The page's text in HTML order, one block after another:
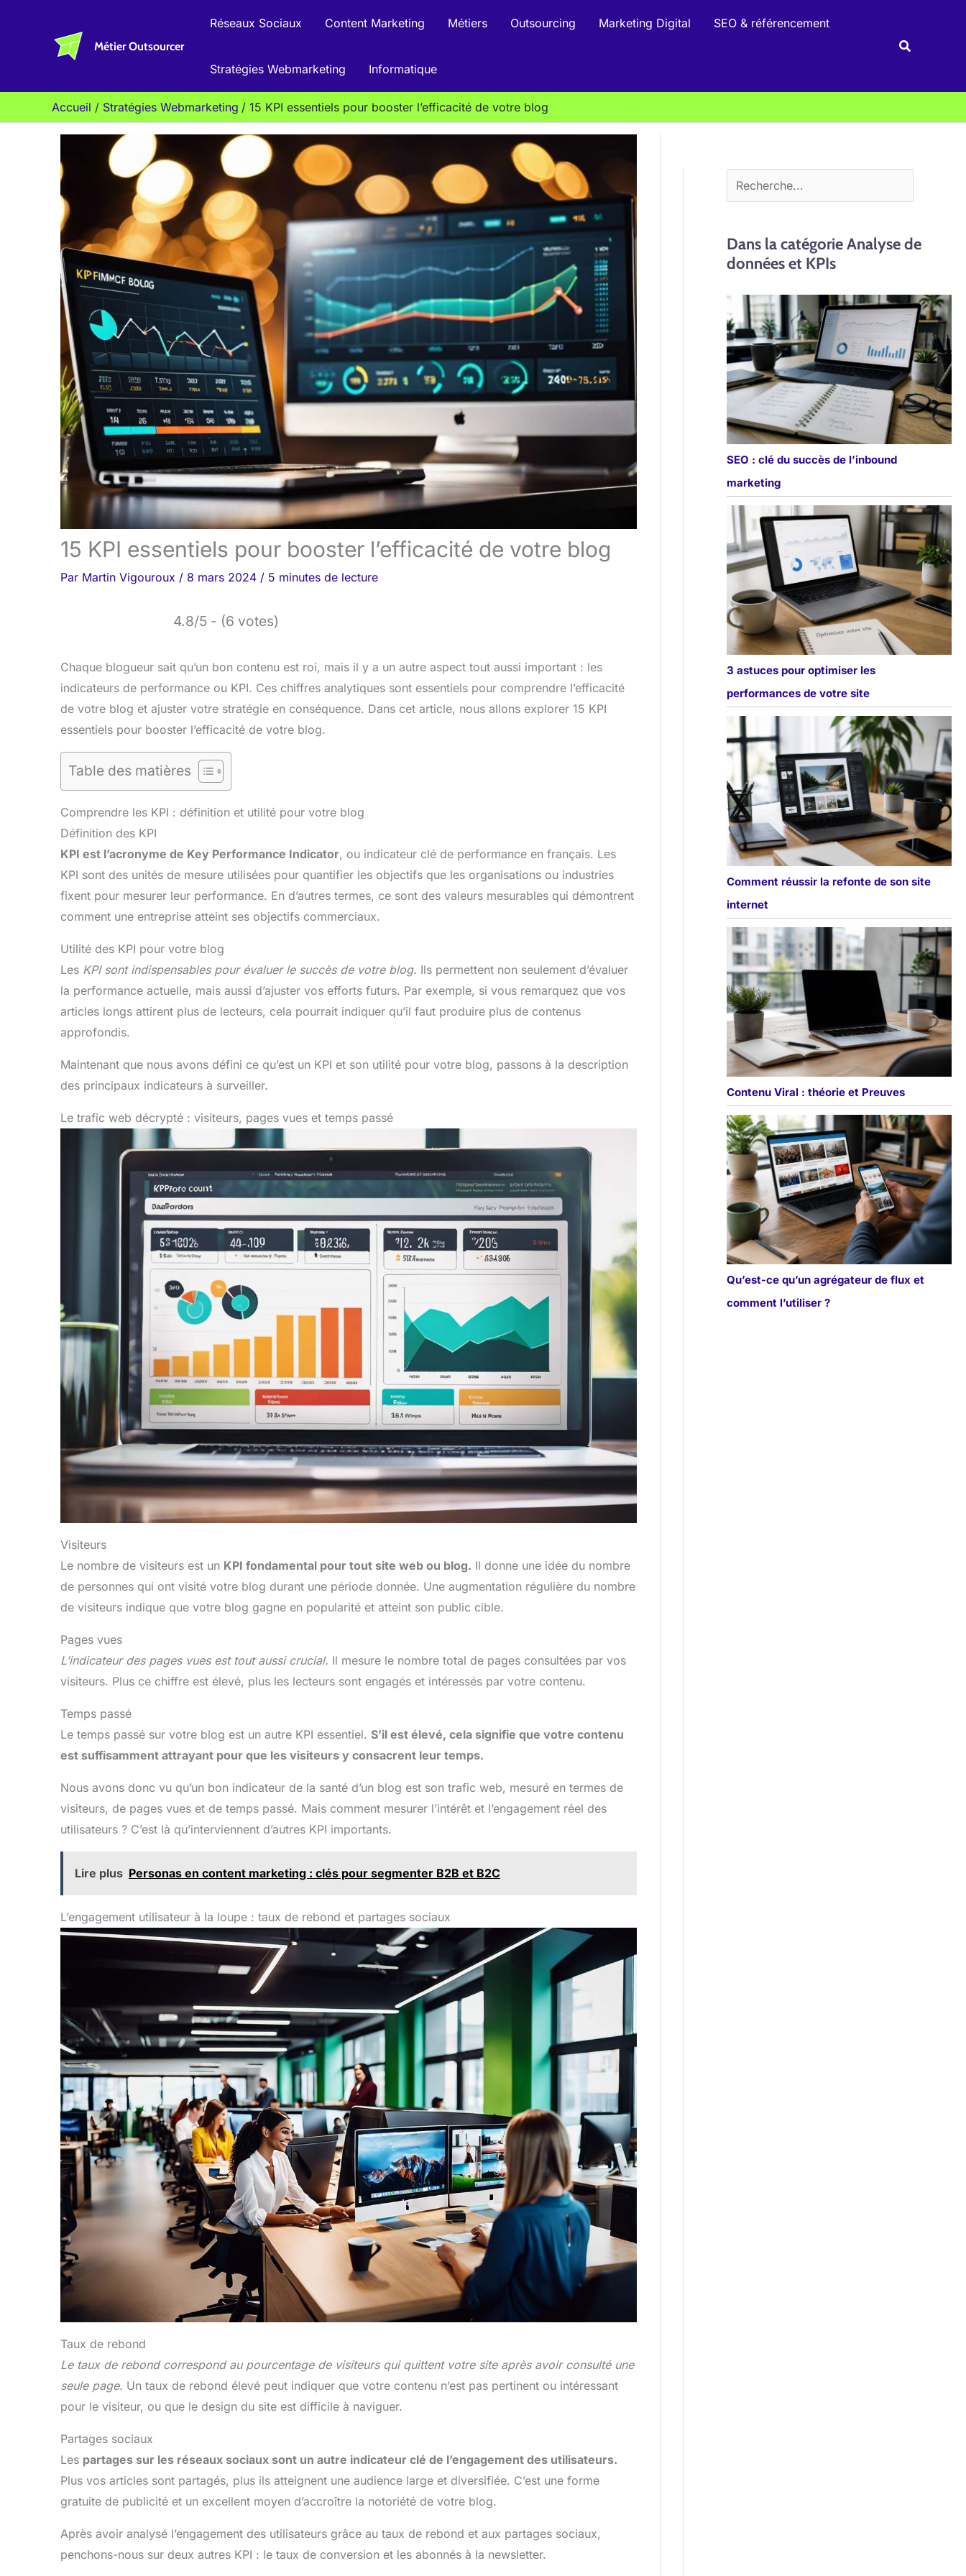
Métier Outsourcer
Réseaux Sociaux Content Marketing Métiers Outsourcing Marketing Digital SEO & référencement
Stratégies Webmarketing Informatique
Accueil Stratégies Webmarketing 15 KPI essentiels pour booster l’efficacité de votre blog
15 KPI essentiels pour booster l’efficacité de votre blog
Par Martin Vigouroux / 8 mars 2024 / 5 minutes de lecture
4.8/5 - (6 votes)
Chaque blogueur sait qu’un bon contenu est roi, mais il y a un autre aspect tout aussi important : les
indicateurs de performance ou KPI. Ces chiffres analytiques sont essentiels pour comprendre l’efficacité
de votre blog et ajuster votre stratégie en conséquence. Dans cet article, nous allons explorer 15 KPI
essentiels pour booster l’efficacité de votre blog.
Table des matières
Comprendre les KPI : définition et utilité pour votre blog
Définition des KPI
KPI est l’acronyme de Key Performance Indicator, ou indicateur clé de performance en français. Les
KPI sont des unités de mesure utilisées pour quantifier les objectifs que les organisations ou industries
fixent pour mesurer leur performance. En d’autres termes, ce sont des valeurs mesurables qui démontrent
comment une entreprise atteint ses objectifs commerciaux.
Utilité des KPI pour votre blog
Les KPI sont indispensables pour évaluer le succès de votre blog. Ils permettent non seulement d’évaluer
la performance actuelle, mais aussi d’ajuster vos efforts futurs. Par exemple, si vous remarquez que vos
articles longs attirent plus de lecteurs, cela pourrait indiquer qu’il faut produire plus de contenus
approfondis.
Maintenant que nous avons défini ce qu’est un KPI et son utilité pour votre blog, passons à la description
des principaux indicateurs à surveiller.
Le trafic web décrypté : visiteurs, pages vues et temps passé
Visiteurs
Le nombre de visiteurs est un KPI fondamental pour tout site web ou blog. Il donne une idée du nombre
de personnes qui ont visité votre blog durant une période donnée. Une augmentation régulière du nombre
de visiteurs indique que votre blog gagne en popularité et atteint son public cible.
Pages vues
L’indicateur des pages vues est tout aussi crucial. Il mesure le nombre total de pages consultées par vos
visiteurs. Plus ce chiffre est élevé, plus les lecteurs sont engagés et intéressés par votre contenu.
Temps passé
Le temps passé sur votre blog est un autre KPI essentiel. S’il est élevé, cela signifie que votre contenu
est suffisamment attrayant pour que les visiteurs y consacrent leur temps.
Nous avons donc vu qu’un bon indicateur de la santé d’un blog est son trafic web, mesuré en termes de
visiteurs, de pages vues et de temps passé. Mais comment mesurer l’intérêt et l’engagement réel des
utilisateurs ? C’est là qu’interviennent d’autres KPI importants.
Lire plus Personas en content marketing : clés pour segmenter B2B et B2C
L’engagement utilisateur à la loupe : taux de rebond et partages sociaux
Taux de rebond
Le taux de rebond correspond au pourcentage de visiteurs qui quittent votre site après avoir consulté une
seule page. Un taux de rebond élevé peut indiquer que votre contenu n’est pas pertinent ou intéressant
pour le visiteur, ou que le design du site est difficile à naviguer.
Partages sociaux
Les partages sur les réseaux sociaux sont un autre indicateur clé de l’engagement des utilisateurs.
Plus vos articles sont partagés, plus ils atteignent une audience large et diversifiée. C’est une forme
gratuite de publicité et un excellent moyen d’accroître la notoriété de votre blog.
Après avoir analysé l’engagement des utilisateurs grâce au taux de rebond et aux partages sociaux,
penchons-nous sur deux autres KPI : le taux de conversion et les abonnés à la newsletter.
r
h
Dans la catégorie Analyse de
données et KPIs
SEO : clé du succès de l’inbound
marketing
3 astuces pour optimiser les
performances de votre site
Comment réussir la refonte de son site
internet
Contenu Viral : théorie et Preuves
Qu’est-ce qu’un agrégateur de flux et
comment l’utiliser ?